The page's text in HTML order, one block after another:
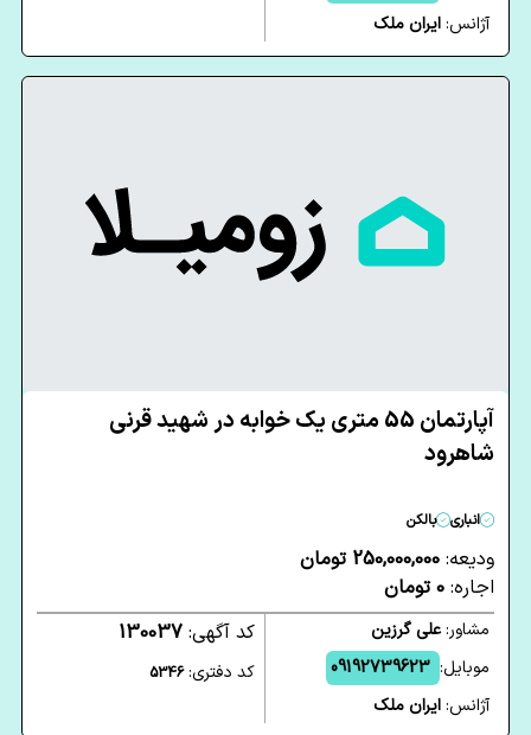
آژانس:ایران ملک
آپارتمان 55 متری یک خوابه در شهید قرنی
شاهرود
انباری بالکن
ودیعه: 250,000,000 تومان
اجاره: 0 تومان
مشاور:علی گرزین
موبایل: 09192739623
آژانس:ایران ملک
کد آگهی: 130037
کد دفتری:5346